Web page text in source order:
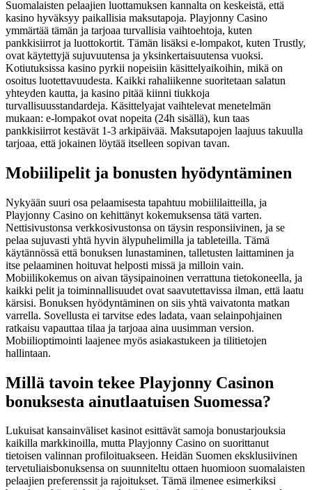
Suomalaisten pelaajien luottamuksen kannalta on keskeistä, että
kasino hyväksyy paikallisia maksutapoja. Playjonny Casino
ymmärtää tämän ja tarjoaa turvallisia vaihtoehtoja, kuten
pankkisiirrot ja luottokortit. Tämän lisäksi e-lompakot, kuten Trustly,
ovat käytettyjä sujuvuutensa ja yksinkertaisuutensa vuoksi.
Kotiutuksissa kasino pyrkii nopeisiin käsittelyaikoihin, mikä on
osoitus luotettavuudesta. Kaikki rahaliikenne suoritetaan salatun
yhteyden kautta, ja kasino pitää kiinni tiukkoja
turvallisuusstandardeja. Käsittelyajat vaihtelevat menetelmän
mukaan: e-lompakot ovat nopeita (24h sisällä), kun taas
pankkisiirrot kestävät 1-3 arkipäivää. Maksutapojen laajuus takuulla
tarjoaa, että jokainen löytää itselleen sopivan tavan.
Mobiilipelit ja bonusten hyödyntäminen
Nykyään suuri osa pelaamisesta tapahtuu mobiililaitteilla, ja
Playjonny Casino on kehittänyt kokemuksensa tätä varten.
Nettisivustonsa verkkosivustonsa on täysin responsiivinen, ja se
pelaa sujuvasti yhtä hyvin älypuhelimilla ja tableteilla. Tämä
käytännössä että bonuksen lunastaminen, talletusten laittaminen ja
itse pelaaminen hoituvat helposti missä ja milloin vain.
Mobiilikokemus on aivan täysipainoinen verrattuna tietokoneella, ja
kaikki pelit ja toiminnallisuudet ovat saavutettavissa ilman, että laatu
kärsisi. Bonuksen hyödyntäminen on siis yhtä vaivatonta matkan
varrella. Sovellusta ei tarvitse edes ladata, vaan selainpohjainen
ratkaisu vapauttaa tilaa ja tarjoaa aina uusimman version.
Mobiilioptimointi laajenee myös asiakastukeen ja tilitietojen
hallintaan.
Millä tavoin tekee Playjonny Casinon
bonuksesta ainutlaatuisen Suomessa?
Lukuisat kansainväliset kasinot esittävät samoja bonustarjouksia
kaikilla markkinoilla, mutta Playjonny Casino on suorittanut
tietoisen valinnan profiloituakseen. Heidän Suomen eksklusiivinen
tervetuliaisbonuksensa on suunniteltu ottaen huomioon suomalaisten
pelaajien preferenssit ja rajoitukset. Tämä ilmenee esimerkiksi